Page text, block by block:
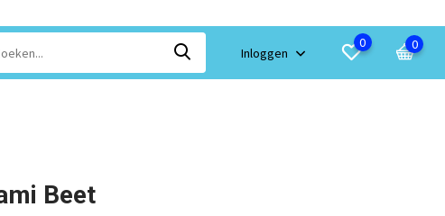
Inloggen
Beet